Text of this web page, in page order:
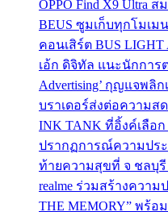
OPPO Find X9 Ultra
BEUS ซูมเก็บทุกโมเ
คอนเสิร์ต BUS LIGHT
เอ้ก ดิจิทัล แนะนักการต
Advertising’ กุญแจพลิ
บราเดอร์ส่งต่อความส
INK TANK ที่อิ้งค์เลือก
ปรากฏการณ์ความประ
ท้ายความสุขที่ จ ชลบุรี
realme ร่วมสร้างความ
THE MEMORY” พร้